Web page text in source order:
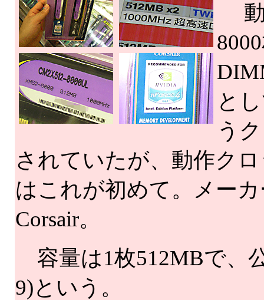
動
と
う
されていたが、動作ク
はこれが初めて。メー
Corsair。
容量は1枚512MBで、
9)という。